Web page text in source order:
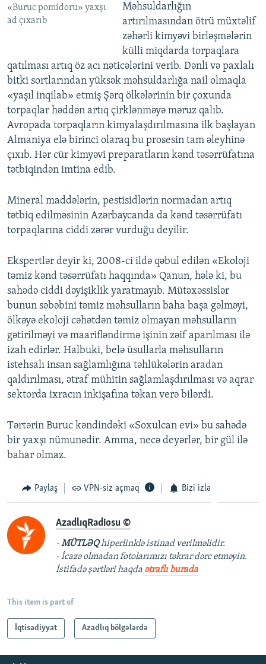
«Buruc pomidoru» yaxşı
ad çıxarıb
Məhsuldarlığın
artırılmasından ötrü müxtəlif
zəhərli kimyəvi birləşmələrin
külli miqdarda torpaqlara
qatılması artıq öz acı nəticələrini verib. Dənli və paxlalı
bitki sortlarından yüksək məhsuldarlığa nail olmaqla
«yaşıl inqilab» etmiş Şərq ölkələrinin bir çoxunda
torpaqlar həddən artıq çirklənməyə məruz qalıb.
Avropada torpaqların kimyalaşdırılmasına ilk başlayan
Almaniya elə birinci olaraq bu prosesin tam əleyhinə
çıxıb. Hər cür kimyəvi preparatların kənd təsərrüfatına
tətbiqindən imtina edib.
Mineral maddələrin, pestisidlərin normadan artıq
tətbiq edilməsinin Azərbaycanda da kənd təsərrüfatı
torpaqlarına ciddi zərər vurduğu deyilir.
Ekspertlər deyir ki, 2008-ci ildə qəbul edilən «Ekoloji
təmiz kənd təsərrüfatı haqqında» Qanun, hələ ki, bu
sahədə ciddi dəyişiklik yaratmayıb. Mütəxəssislər
bunun səbəbini təmiz məhsulların baha başa gəlməyi,
ölkəyə ekoloji cəhətdən təmiz olmayan məhsulların
gətirilməyi və maarifləndirmə işinin zəif aparılması ilə
izah edirlər. Halbuki, belə üsullarla məhsulların
istehsalı insan sağlamlığına təhlükələrin aradan
qaldırılması, ətraf mühitin sağlamlaşdırılması və aqrar
sektorda ixracın inkişafına təkan verə bilərdi.
Tərtərin Buruc kəndindəki «Soxulcan evi» bu sahədə
bir yaxşı nümunədir. Amma, necə deyərlər, bir gül ilə
bahar olmaz.
Paylaş VPN-siz açmaq Bizi izlə
AzadlıqRadiosu ©
-MÜTLƏQhiperlinklə istinad verilməlidir.
- İcazə olmadan fotolarımızı təkrar dərc etməyin.
İstifadə şərtləri haqda ətraflı burada
This item is part of
İqtisadiyyat Azadlıq bölgələrdə